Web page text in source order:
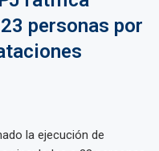
personas por
la ejecución de